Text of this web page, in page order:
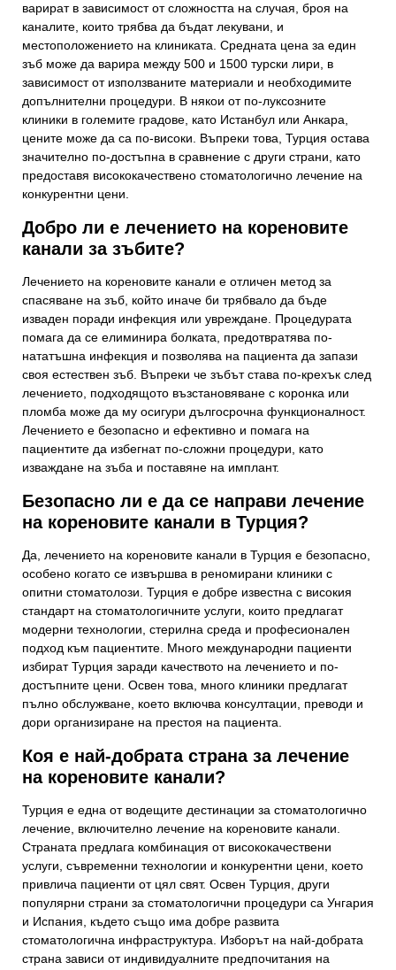
варират в зависимост от сложността на случая, броя на
каналите, които трябва да бъдат лекувани, и
местоположението на клиниката. Средната цена за един
зъб може да варира между 500 и 1500 турски лири, в
зависимост от използваните материали и необходимите
допълнителни процедури. В някои от по-луксозните
клиники в големите градове, като Истанбул или Анкара,
цените може да са по-високи. Въпреки това, Турция остава
значително по-достъпна в сравнение с други страни, като
предоставя висококачествено стоматологично лечение на
конкурентни цени.
Добро ли е лечението на кореновите
канали за зъбите?
Лечението на кореновите канали е отличен метод за
спасяване на зъб, който иначе би трябвало да бъде
изваден поради инфекция или увреждане. Процедурата
помага да се елиминира болката, предотвратява по-
нататъшна инфекция и позволява на пациента да запази
своя естествен зъб. Въпреки че зъбът става по-крехък след
лечението, подходящото възстановяване с коронка или
пломба може да му осигури дългосрочна функционалност.
Лечението е безопасно и ефективно и помага на
пациентите да избегнат по-сложни процедури, като
изваждане на зъба и поставяне на имплант.
Безопасно ли е да се направи лечение
на кореновите канали в Турция?
Да, лечението на кореновите канали в Турция е безопасно,
особено когато се извършва в реномирани клиники с
опитни стоматолози. Турция е добре известна с високия
стандарт на стоматологичните услуги, които предлагат
модерни технологии, стерилна среда и професионален
подход към пациентите. Много международни пациенти
избират Турция заради качеството на лечението и по-
достъпните цени. Освен това, много клиники предлагат
пълно обслужване, което включва консултации, преводи и
дори организиране на престоя на пациента.
Коя е най-добрата страна за лечение
на кореновите канали?
Турция е една от водещите дестинации за стоматологично
лечение, включително лечение на кореновите канали.
Страната предлага комбинация от висококачествени
услуги, съвременни технологии и конкурентни цени, което
привлича пациенти от цял свят. Освен Турция, други
популярни страни за стоматологични процедури са Унгария
и Испания, където също има добре развита
стоматологична инфраструктура. Изборът на най-добрата
страна зависи от индивидуалните предпочитания на